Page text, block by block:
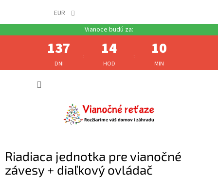
137
DNI
: 14
HOD
: 10
MIN
EUR
Riadiaca jednotka pre vianočné
závesy + diaľkový ovládač